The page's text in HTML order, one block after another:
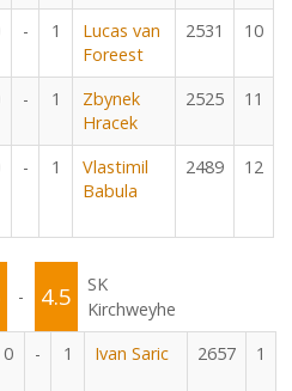
- 1
Lucas van
Foreest
2531 10
- 1
Zbynek
Hracek
2525 11
- 1
Vlastimil
Babula
2489 12
- 4.5
SK
Kirchweyhe
0 - 1 Ivan Saric 2657 1